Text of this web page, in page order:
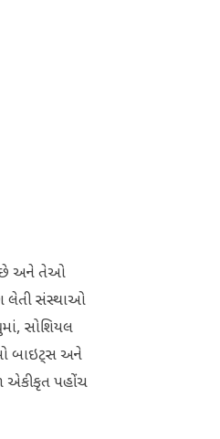
છે અને તેઓ
લેતી સંસ્થાઓ
સોશિયલ
બાઇટ્સ અને
એકીકૃત પહોંચ